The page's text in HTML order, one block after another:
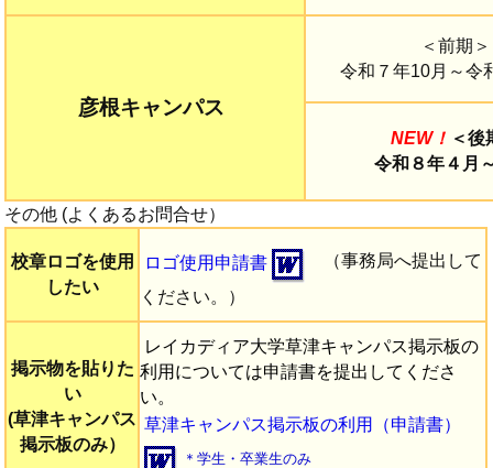
彦根キャンパス
＜前期＞
令和７年10月～令
NEW！ ＜後
令和８年４月
その他 (よくあるお問合せ）
校章ロゴを使用
したい
ロゴ使用申請書
（事務局へ提出して
ください。）
掲示物を貼りた
い
(草津キャンパス
掲示板のみ）
レイカディア大学草津キャンパス掲示板の
利用については申請書を提出してくださ
い。
草津キャンパス掲示板の利用（申請書）
＊学生・卒業生のみ